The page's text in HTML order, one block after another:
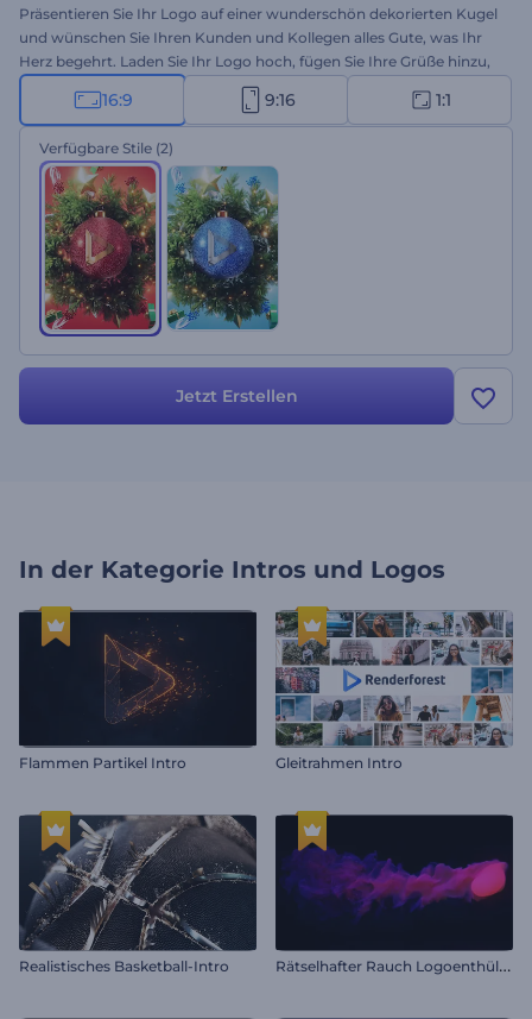
Präsentieren Sie Ihr Logo auf einer wunderschön dekorierten Kugel
und wünschen Sie Ihren Kunden und Kollegen alles Gute, was Ihr
Herz begehrt. Laden Sie Ihr Logo hoch, fügen Sie Ihre Grüße hinzu,
und wählen Sie festliche Hintergrundmusik für ein einzigartiges
Weihnachtsvideo. Egal, ob Sie fröhliche Grüße, Feiertagspromos,
besondere Ankündigungen oder Einladungen zu Veranstaltungen
wünschen, diese Vorlage ist die perfekte Wahl. Probieren Sie es jetzt
16:9 9:16 1:1
Verfügbare Stile (2)
Jetzt Erstellen
In der Kategorie Intros und Logos
Flammen Partikel Intro Gleitrahmen Intro
Realistisches Basketball-Intro R
ätselhafter Rauch Logoenthüllung